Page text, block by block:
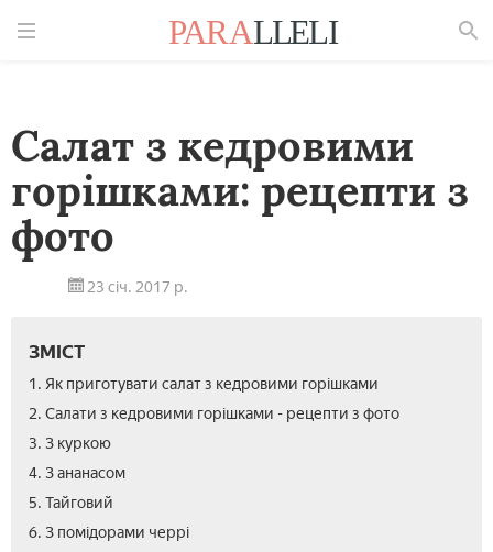
Салат з кедровими
горішками: рецепти з
фото
23 січ. 2017 р.
ЗМІСТ
1. Як приготувати салат з кедровими горішками
2. Салати з кедровими горішками - рецепти з фото
3. З куркою
4. З ананасом
5. Тайговий
6. З помідорами черрі